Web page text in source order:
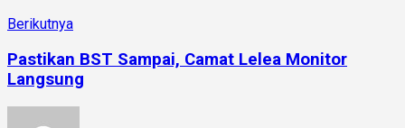
Berikutnya
Pastikan BST Sampai, Camat Lelea Monitor
Langsung